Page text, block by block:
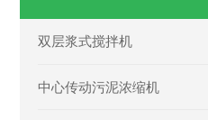
双层浆式搅拌机
中心传动污泥浓缩机